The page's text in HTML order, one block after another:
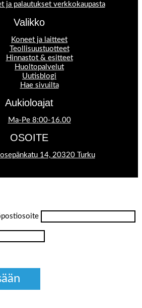
ja palautukset verkkokaupasta
Valikko
Koneet ja laitteet
Teollisuustuotteet
Hinnastot & esitteet
Huoltopalvelut
Uutisblogi
Hae sivuilta
Aukioloajat
Ma-Pe 8:00-16.00
OSOITE
14, 20320 Turku